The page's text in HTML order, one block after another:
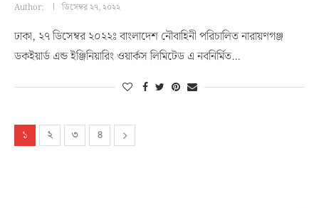
Author: ডিসেম্বর ২৭, ২০২২
ঢাকা, ২৭ ডিসেম্বর ২০২২ঃ বাংলাদেশ নৌবাহিনী পরিচালিত নারায়ণগঞ্জ
ডকইয়ার্ড এন্ড ইঞ্জিনিয়ারিং ওয়ার্কস লিমিটেড এ নবনির্মিত…
১ ২ ৩ ৪